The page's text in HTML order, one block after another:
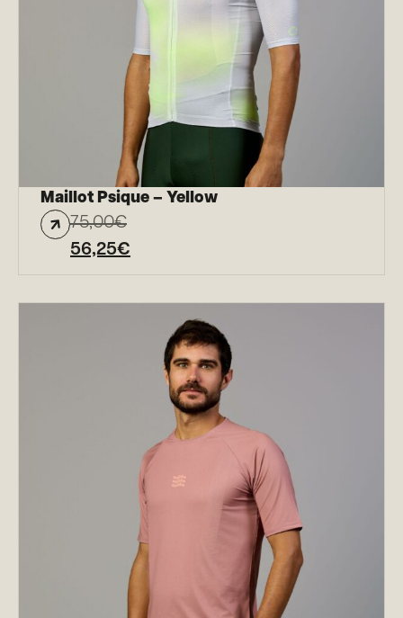
Maillot Psique – Yellow
75,00€
56,25€